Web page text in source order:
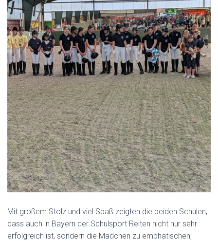
Mit großem Stolz und viel Spaß zeigten die beiden Schulen,
dass auch in Bayern der Schulsport Reiten nicht nur sehr
erfolgreich ist, sondern die Mädchen zu emphatischen,